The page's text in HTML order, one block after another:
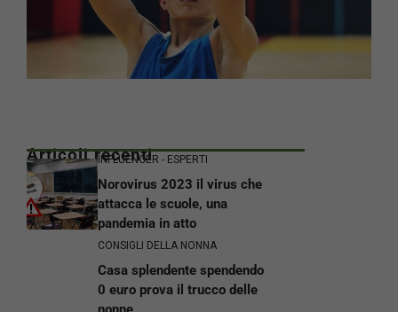
Articoli recentiINFLUENCER - ESPERTI
Norovirus 2023 il virus che
attacca le scuole, una
pandemia in atto
CONSIGLI DELLA NONNA
Casa splendente spendendo
0 euro prova il trucco delle